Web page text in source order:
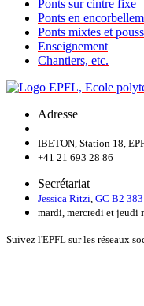
Ponts sur cintre fixe
Ponts en
Ponts mixtes et
Enseignement
Chantiers, etc.
Adresse
IBETON, Station 18,
+41 21 693 28 86
Secrétariat
Jessica Ritzi GC B2 383
mardi, mercredi et jeudi
Suivez l'EPFL sur les réseaux